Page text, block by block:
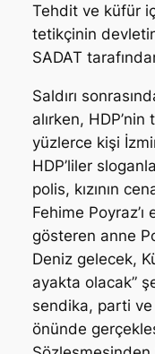
Tehdit ve küfür
tetikçinin
SADAT
Saldırı
alırken, HDP’nin
yüzlerce kişi
HDP’liler
polis, kızının
Fehime
gösteren anne
Deniz gelecek,
ayakta olacak”
sendika, parti
önünde